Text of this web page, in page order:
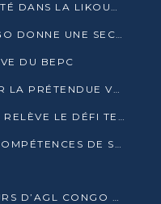
LA CRÉATION D’UNE UNIVERSITÉ DANS LA LIKOUALA AU CŒUR D’UNE RÉFLEXION NATIONALE
ÉCONOMIE VERTE : AGL CONGO DONNE UNE SECONDE VIE À SES DÉCHETS INDUSTRIELS
DU BEPC
ALERTE À L’ESCROQUERIE SUR LA PRÉTENDUE VENTE DE PARCELLES AFAT
MÔLE EST : CONGO TERMINAL RELÈVE LE DÉFI TECHNIQUE DES SABLES BITUMINEUX
AGL CONGO RENFORCE LES COMPÉTENCES DE SES ÉQUIPES AVEC LA CERTIFICATION CACES® R483
JUSQU’EN JUILLET